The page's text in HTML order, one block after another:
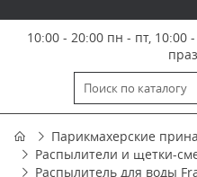
10:00 - 20:00 пн - пт,
Парикмахерские
Распылители и щетки-
Распылитель для воды